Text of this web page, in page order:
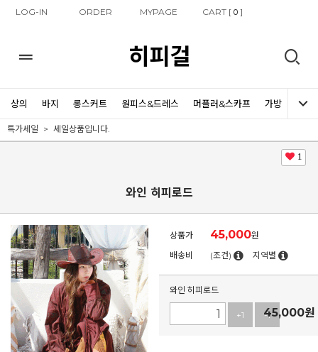
LOG-IN ORDER MYPAGE CART [0 ]
히피걸
상의 바지 롱스커트 원피스&드레스 머플러&스카프 가방 신발
특가세일 세일상품입니다.
1
와인 히피로드
상품가 45,000원
배송비
(조건) 지역별
와인 히피로드
+1 -1
45,000원